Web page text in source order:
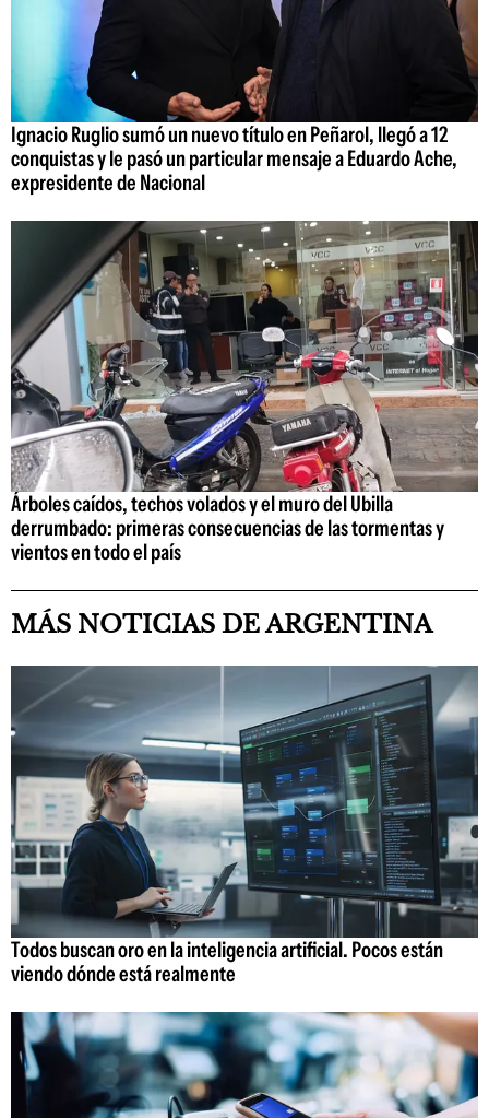
Ignacio Ruglio sumó un nuevo título en Peñarol, llegó a 12
conquistas y le pasó un particular mensaje a Eduardo Ache,
expresidente de Nacional
Árboles caídos, techos volados y el muro del Ubilla
derrumbado: primeras consecuencias de las tormentas y
vientos en todo el país
MÁS NOTICIAS DE ARGENTINA
Todos buscan oro en la inteligencia artificial. Pocos están
viendo dónde está realmente